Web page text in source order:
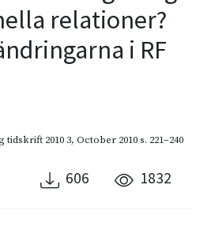
relationer?
i RF
tidskrift 2010 3, October 2010s. 221–240
606 1832